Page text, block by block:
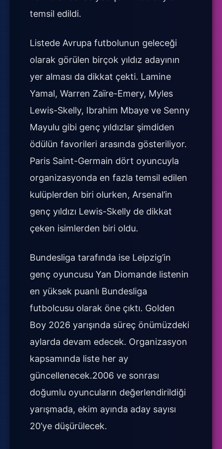
temsil edildi.
Listede Avrupa futbolunun geleceği
olarak görülen birçok yıldız adayının
yer alması da dikkat çekti. Lamine
Yamal, Warren Zaïre-Emery, Myles
Lewis-Skelly, Ibrahim Mbaye ve Senny
Mayulu gibi genç yıldızlar şimdiden
ödülün favorileri arasında gösteriliyor.
Paris Saint-Germain dört oyuncuyla
organizasyonda en fazla temsil edilen
kulüplerden biri olurken, Arsenal’in
genç yıldızı Lewis-Skelly de dikkat
çeken isimlerden biri oldu.
Bundesliga tarafında ise Leipzig’in
genç oyuncusu Yan Diomande listenin
en yüksek puanlı Bundesliga
futbolcusu olarak öne çıktı. Golden
Boy 2026 yarışında süreç önümüzdeki
aylarda devam edecek. Organizasyon
kapsamında liste her ay
güncellenecek.2006 ve sonrası
doğumlu oyuncuların değerlendirildiği
yarışmada, ekim ayında aday sayısı
20’ye düşürülecek.